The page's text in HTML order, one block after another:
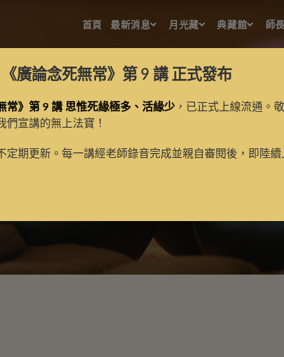
首頁 最新消息 月光藏 典藏館 師
毘盧佛母
《廣論念死無常》第 9 講正式發布
常》第 9 講 思惟死緣極多、活緣少，已正式上線流通。
們宣講的無上法寶！
定期更新。每一講經老師錄音完成並親自審閱後，即陸續